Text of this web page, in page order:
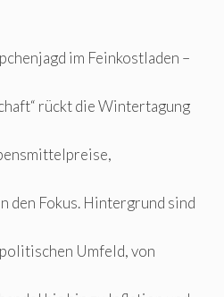
im Feinkostladen –
rückt die Wintertagung
den Fokus. Hintergrund sind
Umfeld, von